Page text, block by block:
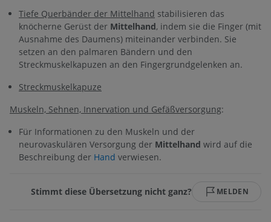
Tiefe Querbänder der Mittelhand stabilisieren das
knöcherne Gerüst der Mittelhand, indem sie die Finger (mit
Ausnahme des Daumens) miteinander verbinden. Sie
setzen an den palmaren Bändern und den
Streckmuskelkapuzen an den Fingergrundgelenken an.
Streckmuskelkapuze
Muskeln, Sehnen, Innervation und Gefäßversorgung:
Für Informationen zu den Muskeln und der
neurovaskulären Versorgung der Mittelhand wird auf die
Beschreibung der Hand verwiesen.
Stimmt diese Übersetzung nicht ganz? MELDEN